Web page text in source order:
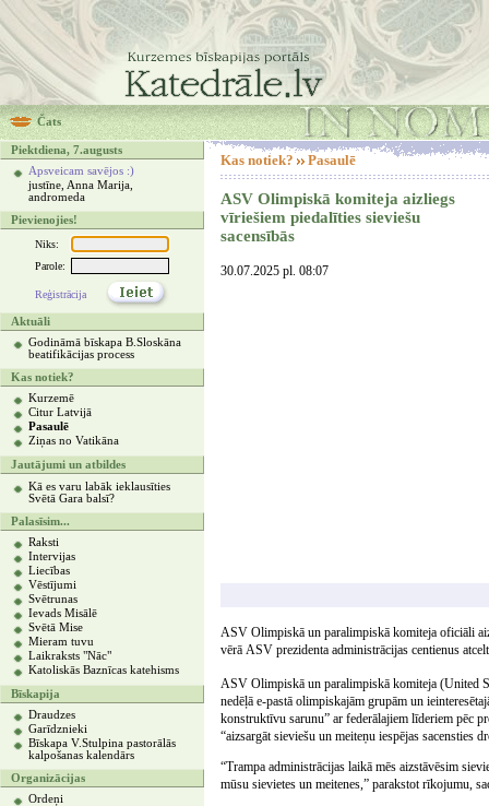
Čats
Piektdiena, 7.augusts
Apsveicam savējos :)
justīne, Anna Marija,
andromeda
Pievienojies!
Niks:
Parole:
Reģistrācija
Aktuāli
Godināmā bīskapa B.Sloskāna
beatifikācijas process
Kas notiek?
Kurzemē
Citur Latvijā
Pasaulē
Ziņas no Vatikāna
Jautājumi un atbildes
Kā es varu labāk ieklausīties
Svētā Gara balsī?
Palasīsim...
Raksti
Intervijas
Liecības
Vēstījumi
Svētrunas
Ievads Misālē
Svētā Mise
Mieram tuvu
Laikraksts "Nāc"
Katoliskās Baznīcas katehisms
Bīskapija
Draudzes
Garīdznieki
Bīskapa V.Stulpina pastorālās
kalpošanas kalendārs
Organizācijas
Ordeņi
Kas notiek? Pasaulē
ASV Olimpiskā komiteja aizliegs
vīriešiem piedalīties sieviešu
sacensībās
30.07.2025 pl. 08:07
ASV Olimpiskā un paralimpiskā komiteja oficiāli
vērā ASV prezidenta administrācijas centienus
ASV Olimpiskā un paralimpiskā komiteja (United
nedēļā e-pastā olimpiskajām grupām un
konstruktīvu sarunu” ar federālajiem līderiem pēc
“aizsargāt sieviešu un meiteņu iespējas sacensties
“Trampa administrācijas laikā mēs aizstāvēsim
mūsu sievietes un meitenes,” parakstot rīkojumu,